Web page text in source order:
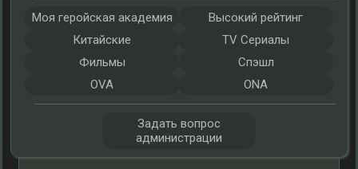
Моя геройская академия
Высокий рейтинг
Китайские
TV Сериалы
Фильмы
Спэшл
OVA
ONA
Задать вопрос
администрации